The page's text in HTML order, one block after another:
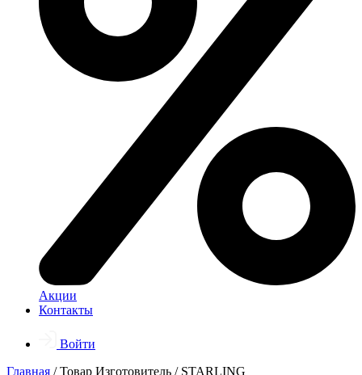
Акции
Контакты
Войти
Главная / Товар Изготовитель / STARLING